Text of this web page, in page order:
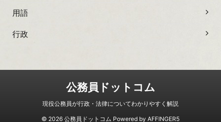
用語
行政
公務員ドットコム
現役公務員が行政・法律についてわかりやすく解説
© 2026 公務員ドットコム Powered by AFFINGER5